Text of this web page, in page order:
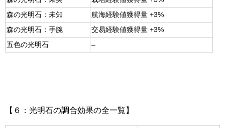
森の光明石：未知
航海経験値獲得量 +3%
森の光明石：手腕
交易経験値獲得量 +3%
五色の光明石
–
【６：光明石の調合効果の全一覧】